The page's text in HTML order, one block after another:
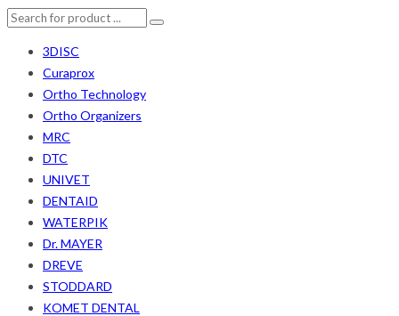
3DISC
Curaprox
Ortho Technology
Ortho Organizers
MRC
DTC
UNIVET
DENTAID
WATERPIK
Dr. MAYER
DREVE
STODDARD
KOMET DENTAL